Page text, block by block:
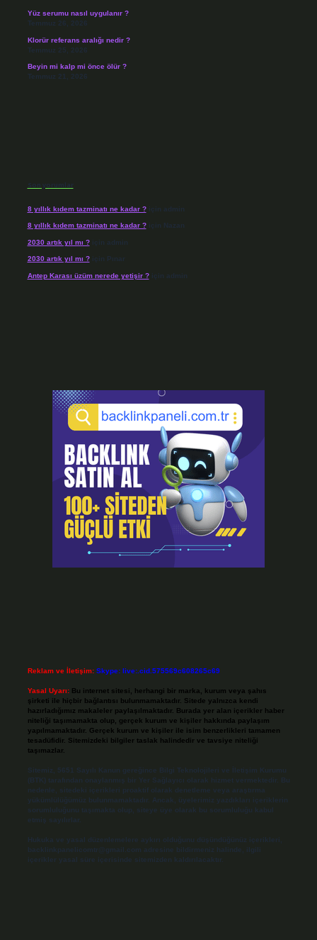
Yüz serumu nasıl uygulanır ?
Temmuz 26, 2026
Klorür referans aralığı nedir ?
Temmuz 25, 2026
Beyin mi kalp mi önce ölür ?
Temmuz 21, 2026
Son yorumlar
8 yıllık kıdem tazminatı ne kadar ?için admin
8 yıllık kıdem tazminatı ne kadar ?için Nazan
2030 artık yıl mı ?için admin
2030 artık yıl mı ?için Pınar
Antep Karası üzüm nerede yetişir ?için admin
Reklam ve İletişim: Skype: live:.cid.575569c608265c69
Yasal Uyarı: Bu internet sitesi, herhangi bir marka, kurum veya şahıs
şirketi ile hiçbir bağlantısı bulunmamaktadır. Sitede yalnızca kendi
hazırladığımız makaleler paylaşılmaktadır. Burada yer alan içerikler haber
niteliği taşımamakta olup, gerçek kurum ve kişiler hakkında paylaşım
yapılmamaktadır. Gerçek kurum ve kişiler ile isim benzerlikleri tamamen
tesadüfidir. Sitemizdeki bilgiler taslak halindedir ve tavsiye niteliği
taşımazlar.
Sitemiz, 5651 Sayılı Kanun gereğince Bilgi Teknolojileri ve İletişim Kurumu
(BTK) tarafından onaylanmış bir Yer Sağlayıcı olarak hizmet vermektedir. Bu
nedenle, sitedeki içerikleri proaktif olarak denetleme veya araştırma
yükümlülüğümüz bulunmamaktadır. Ancak, üyelerimiz yazdıkları içeriklerin
sorumluluğunu taşımakta olup, siteye üye olarak bu sorumluluğu kabul
etmiş sayılırlar.
Hukuka ve yasal düzenlemelere aykırı olduğunu düşündüğünüz içerikleri,
backlinkpanelicomtr@gmail.com adresine bildirmeniz halinde, ilgili
içerikler yasal süre içerisinde sitemizden kaldırılacaktır.